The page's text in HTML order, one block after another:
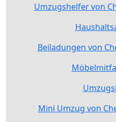
Umzugshelfer von
Beiladungen von
Mini Umzug von